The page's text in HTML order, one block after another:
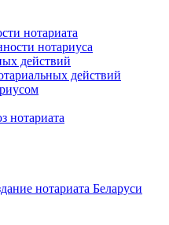
нотариата
нотариуса
действий
действий
нотариата
нотариата Беларуси